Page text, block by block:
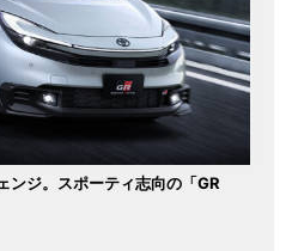
ンジ。スポーティ志向の「GR